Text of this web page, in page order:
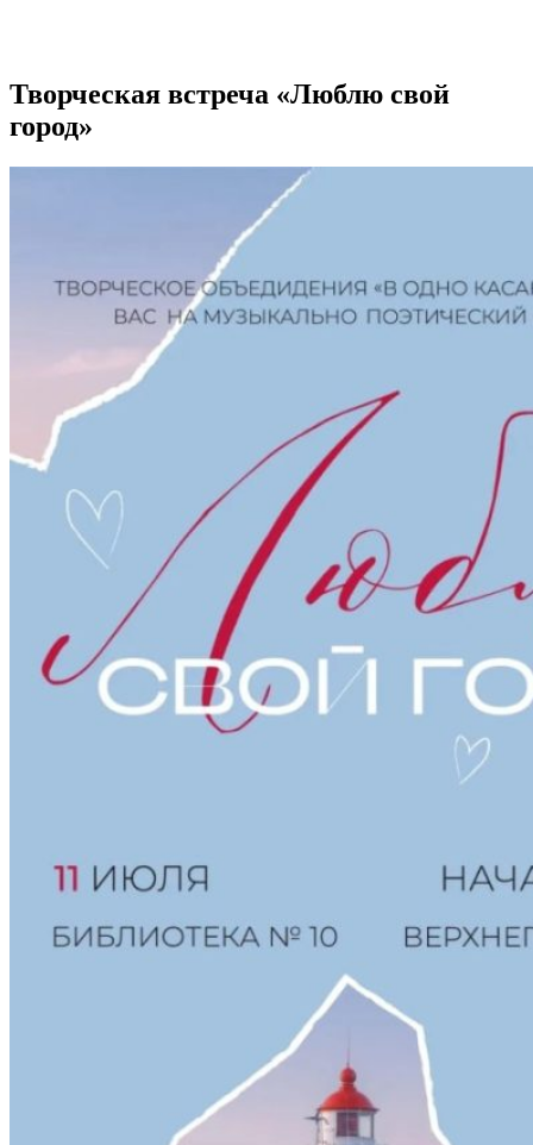
Творческая встреча «Люблю свой
город»